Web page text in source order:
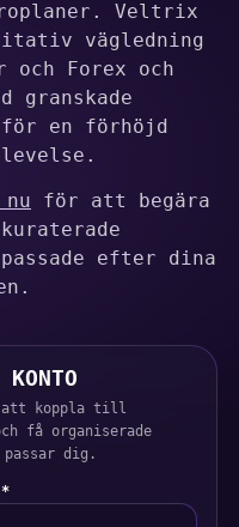
Veltrix
vägledning
och Forex och
granskade
en förhöjd
för att begära
efter dina
koppla till
få organiserade
passar dig.
*